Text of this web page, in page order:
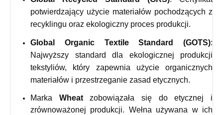
potwierdzający użycie materiałów pochodzących z
recyklingu oraz ekologiczny proces produkcji.
Global Organic Textile Standard (GOTS):
Najwyższy standard dla ekologicznej produkcji
tekstyliów, który zapewnia użycie organicznych
materiałów i przestrzeganie zasad etycznych.
Marka Wheatzobowiązała się do etycznej i
zrównoważonej produkcji. Wełna używana w ich